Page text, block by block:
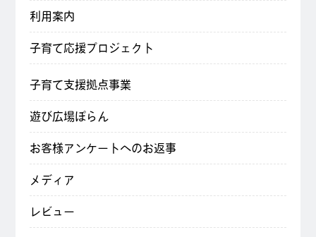
利用案内
子育て応援プロジェクト
子育て支援拠点事業
遊び広場ぽらん
お客様アンケートへのお返事
メディア
レビュー